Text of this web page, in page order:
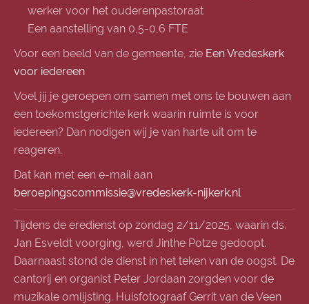
werker voor het ouderenpastoraat
Een aanstelling van 0,5-0,6 FTE
Voor een beeld van de gemeente, zie Een Vredeskerk
voor iedereen
Voel jij je geroepen om samen met ons te bouwen aan
een toekomstgerichte kerk waarin ruimte is voor
iedereen? Dan nodigen wij je van harte uit om te
reageren.
Dat kan met een e-mail aan
beroepingscommissie@vredeskerk-nijkerk.nl
Tijdens de eredienst op zondag 2/11/2025, waarin ds.
Jan Esveldt voorging, werd Jinthe Potze gedoopt.
Daarnaast stond de dienst in het teken van de oogst. De
cantorij en organist Peter Jordaan zorgden voor de
muzikale omlijsting. Huisfotograaf Gerrit van de Veen